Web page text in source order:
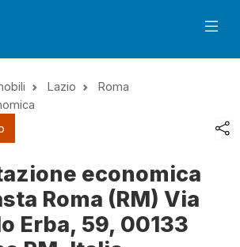
Lazio
Roma
economica
Roma (RM) Via
Erba, 59, 00133